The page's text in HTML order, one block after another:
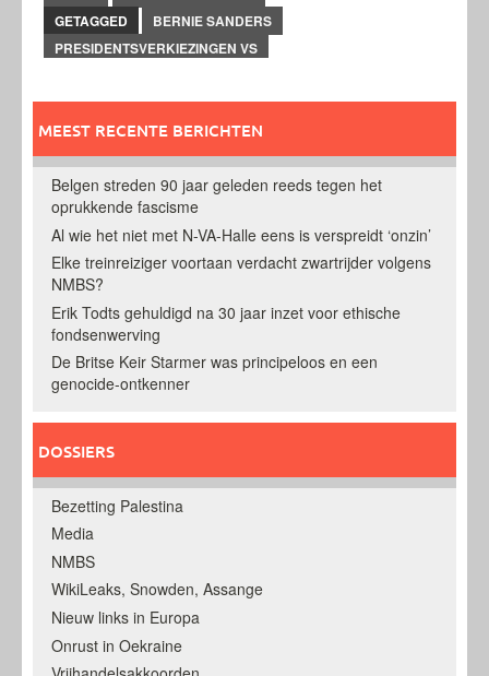
GETAGGED
BERNIE SANDERS
PRESIDENTSVERKIEZINGEN VS
MEEST RECENTE BERICHTEN
Belgen streden 90 jaar geleden reeds tegen het
oprukkende fascisme
Al wie het niet met N-VA-Halle eens is verspreidt ‘onzin’
Elke treinreiziger voortaan verdacht zwartrijder volgens
NMBS?
Erik Todts gehuldigd na 30 jaar inzet voor ethische
fondsenwerving
De Britse Keir Starmer was principeloos en een
genocide-ontkenner
DOSSIERS
Bezetting Palestina
Media
NMBS
WikiLeaks, Snowden, Assange
Nieuw links in Europa
Onrust in Oekraine